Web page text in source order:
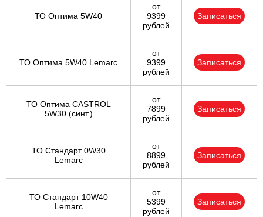
ТО Оптима 5W40
от
9399
рублей
Записаться
ТО Оптима 5W40 Lemarc
от
9399
рублей
Записаться
ТО Оптима CASTROL
5W30 (синт.)
от
7899
рублей
Записаться
ТО Стандарт 0W30
Lemarc
от
8899
рублей
Записаться
ТО Стандарт 10W40
Lemarc
от
5399
рублей
Записаться